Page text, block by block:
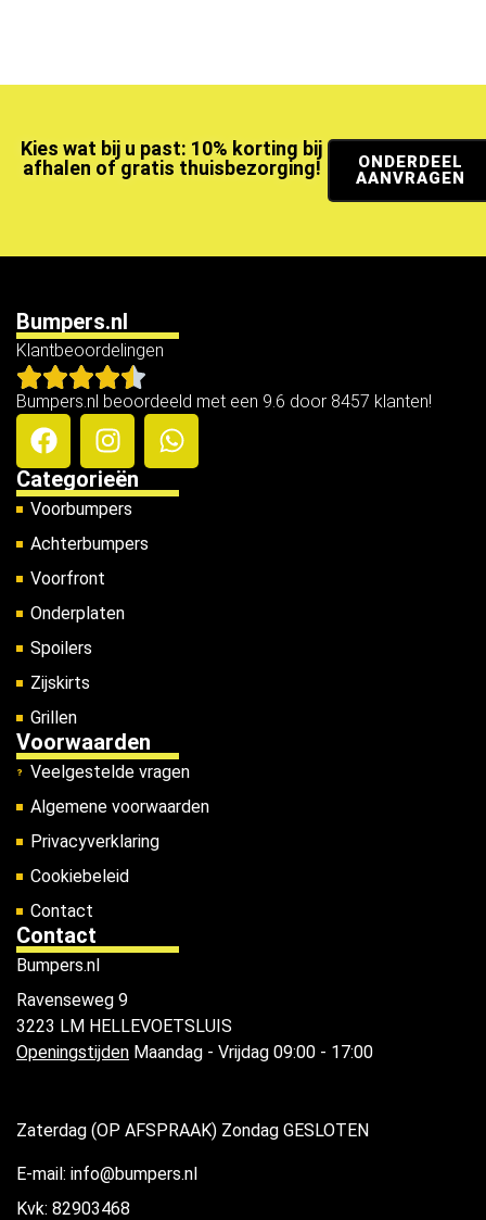
Kies wat bij u past: 10% korting bij
afhalen of gratis thuisbezorging!
ONDERDEEL
AANVRAGEN
Bumpers.nl
Klantbeoordelingen
Bumpers.nl beoordeeld met een 9.6 door 8457 klanten!
Categorieën
Voorbumpers
Achterbumpers
Voorfront
Onderplaten
Spoilers
Zijskirts
Grillen
Voorwaarden
Veelgestelde vragen
Algemene voorwaarden
Privacyverklaring
Cookiebeleid
Contact
Contact
Bumpers.nl
Ravenseweg 9
3223 LM HELLEVOETSLUIS
Openingstijden Maandag - Vrijdag 09:00 - 17:00
Zaterdag (OP AFSPRAAK) Zondag GESLOTEN
E-mail: info@bumpers.nl
Kvk: 82903468